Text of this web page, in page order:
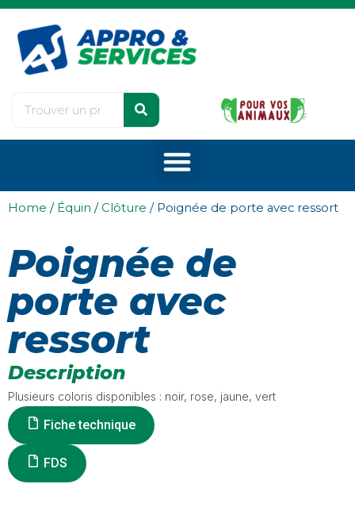
Home / Équin /Clôture / Poignée de porte avec ressort
Poignée de
porte avec
ressort
Description
Plusieurs coloris disponibles : noir, rose, jaune, vert
Fiche technique
FDS